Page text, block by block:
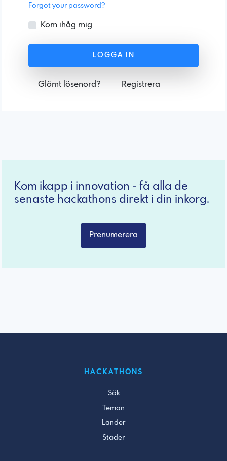
Forgot your password?
Kom ihåg mig
LOGGA IN
Glömt lösenord? Registrera
Kom ikapp i innovation - få alla de
senaste hackathons direkt i din inkorg.
Prenumerera
HACKATHONS
Sök
Teman
Länder
Städer